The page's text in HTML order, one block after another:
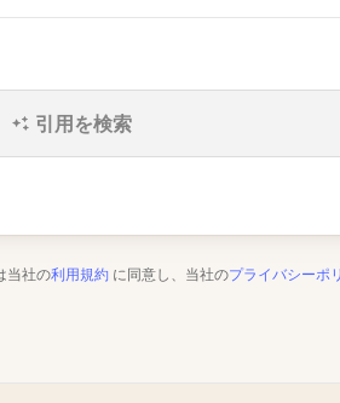
引用を検索
当社の利用規約 に同意し、当社のプライバシーポ